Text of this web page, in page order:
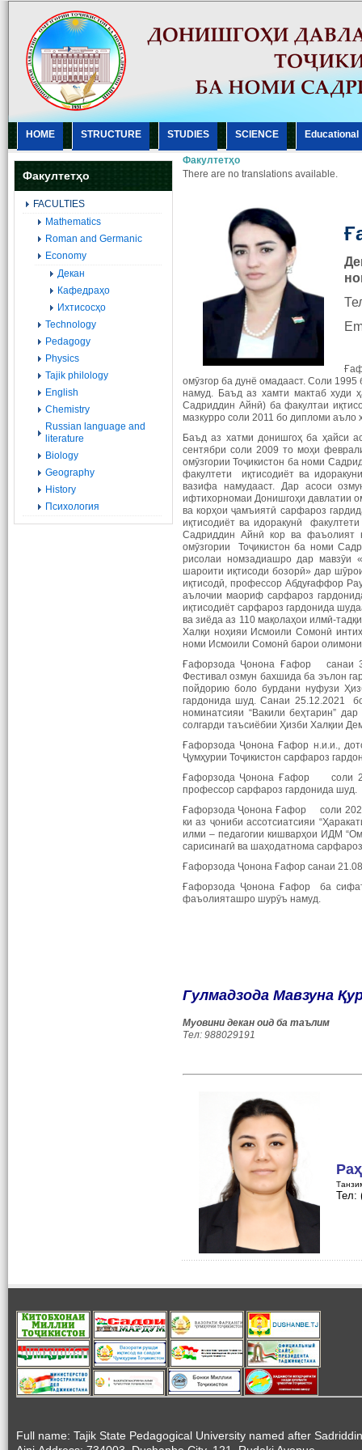
HOME STRUCTURE STUDIES SCIENCE Еducational
Факултетҳо
FACULTIES
Mathematics
Roman and Germanic
Economy
Декан
Кафедраҳо
Ихтисосҳо
Technology
Pedagogy
Physics
Tajik philology
English
Chemistry
Russian language and
literature
Biology
Geography
History
Психология
Факултетҳо
There are no translations available.
омӯзгор ба дунё омадааст. Соли
намуд. Баъд аз хамти мактаб худи
Садриддин Айнӣ) ба факултаи
мазкурро соли 2011 бо дипломи аъло
Баъд аз хатми донишгоҳ ба ҳайси
сентябри соли 2009 то моҳи
омӯзгории Тоҷикистон ба номи
факултети иқтисодиёт ва
вазифа намудааст. Дар асоси
ифтихорномаи Донишгоҳи давлатии
ва корҳои ҷамъиятӣ сарфароз
иқтисодиёт ва идоракунӣ
Садриддин Айнӣ кор ва фаъолият
омӯзгории Тоҷикистон ба номи
рисолаи номзадиашро дар мавзӯи
шароити иқтисоди бозорӣ» дар
иқтисодӣ, профессор Абдуғаффор
аълочии маориф сарфароз
иқтисодиёт сарфароз гардонида
ва зиёда аз 110 мақолаҳои илмӣ-
Халқи ноҳияи Исмоили Сомонӣ
номи Исмоили Сомонӣ барои олимони
Ғафорзода Ҷонона Ғафор санаи
Фестивал озмун бахшида ба эълон
пойдорию боло бурдани нуфузи
гардонида шуд. Санаи 25.12.2021
номинатсияи “Вакили беҳтарин”
солгарди таъсиёбии Ҳизби Халқии
Ғафорзода Ҷонона Ғафор н.и.и.,
Ҷумҳурии Тоҷикистон сарфароз
Ғафорзода Ҷонона Ғафор соли
профессор сарфароз гардонида шуд.
Ғафорзода Ҷонона Ғафор соли
ки аз ҷониби ассотсиатсияи
илми – педагогии кишварҳои ИДМ
сарисинагӣ ва шаҳодатнома
Ғафорзода Ҷонона Ғафор санаи
Ғафорзода Ҷонона Ғафор ба
фаъолияташро шурӯъ намуд.
Гулмадзода Мавзуна
Муовини декан оид ба таълим
Тел: 988029191
Тел:
Full name: Tajik State Pedagogical University named after Sadriddin